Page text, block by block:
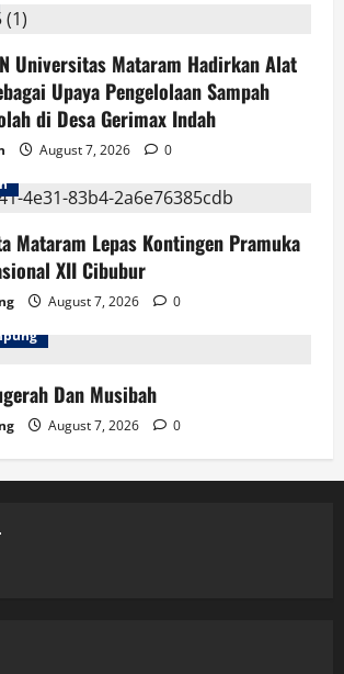
Universitas Mataram Hadirkan Alat
Upaya Pengelolaan Sampah
di Desa Gerimax Indah
August 7, 2026
0
Mataram Lepas Kontingen Pramuka
XII Cibubur
August 7, 2026
0
Dan Musibah
August 7, 2026 0